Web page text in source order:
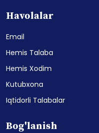
Havolalar
Email
Hemis Talaba
Hemis Xodim
Kutubxona
Iqtidorli Talabalar
Bog'lanish